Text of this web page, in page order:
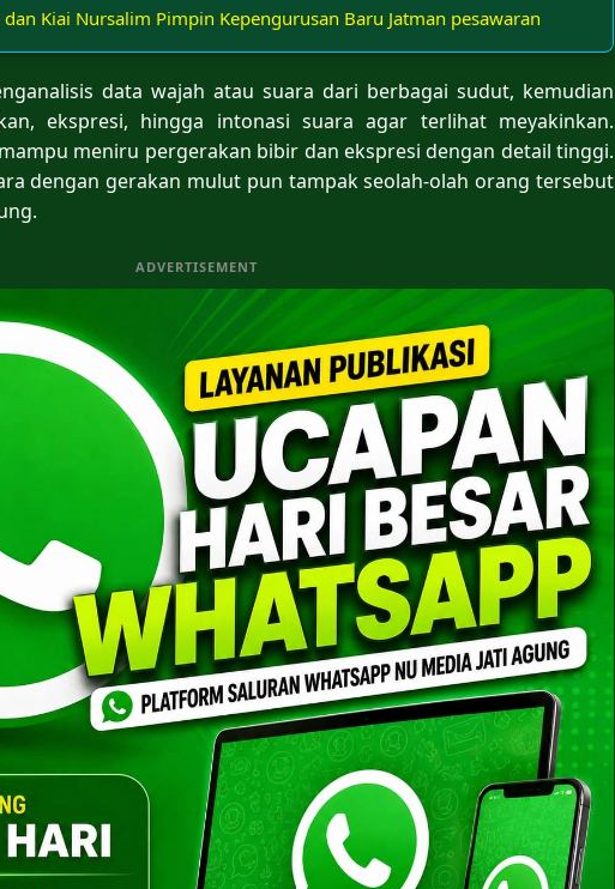
Kiai Nursalim Pimpin Kepengurusan Baru Jatman pesawaran
data wajah atau suara dari berbagai sudut, kemudian
ekspresi, hingga intonasi suara agar terlihat meyakinkan.
meniru pergerakan bibir dan ekspresi dengan detail tinggi.
dengan gerakan mulut pun tampak seolah-olah orang tersebut
ADVERTISEMENT